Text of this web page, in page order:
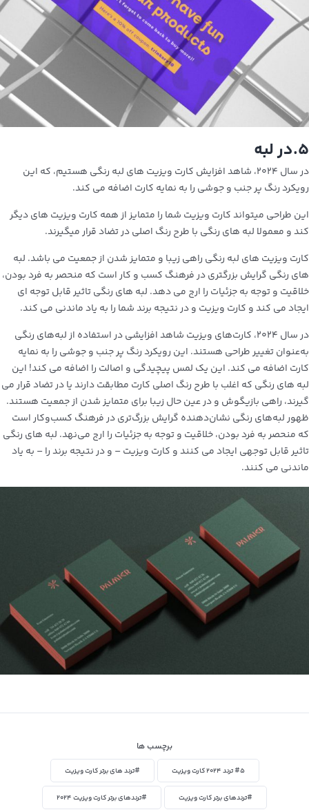
۵.در لبه
در سال ۲۰۲۴، شاهد افزایش کارت ویزیت های لبه رنگی هستیم، که این
رویکرد رنگ پر جنب و جوشی را به نمایه کارت اضافه می کند.
این طراحی میتواند کارت ویزیت شما را متمایز از همه کارت ویزیت های دیگر
کند و معمولا لبه های رنگی با طرح رنگ اصلی در تضاد قرار میگیرند.
کارت ویزیت های لبه رنگی راهی زیبا و متمایز شدن از جمعیت می باشد. لبه
های رنگی گرایش بزرگتری در فرهنگ کسب و کار است که منحصر به فرد بودن،
خلاقیت و توجه به جزئیات را ارج می دهد. لبه های رنگی تاثیر قابل توجه ای
ایجاد می کند و کارت ویزیت و در نتیجه برند شما را به یاد ماندنی می کند.
در سال ۲۰۲۴، کارت‌های ویزیت شاهد افزایشی در استفاده از لبه‌های رنگی
به‌عنوان تغییر طراحی هستند. این رویکرد رنگ پر جنب و جوشی را به نمایه
کارت اضافه می کند. این یک لمس پیچیدگی و اصالت را اضافه می کند! این
لبه های رنگی که اغلب با طرح رنگ اصلی کارت مطابقت دارند یا در تضاد قرار می
گیرند، راهی بازیگوش و در عین حال زیبا برای متمایز شدن از جمعیت هستند.
ظهور لبه‌های رنگی نشان‌دهنده گرایش بزرگ‌تری در فرهنگ کسب‌وکار است
که منحصر به فرد بودن، خلاقیت و توجه به جزئیات را ارج می‌نهد. لبه های رنگی
تاثیر قابل توجهی ایجاد می کنند و کارت ویزیت – و در نتیجه برند را – به یاد
ماندنی می کنند.
برچسب ها
#۵ ترند ۲۰۲۴ کارت ویزیت #ترند های برتر کارت ویزیت
#ترندهای برتر کارت ویزیت #ترندهای برتر کارت ویزیت ۲۰۲۴